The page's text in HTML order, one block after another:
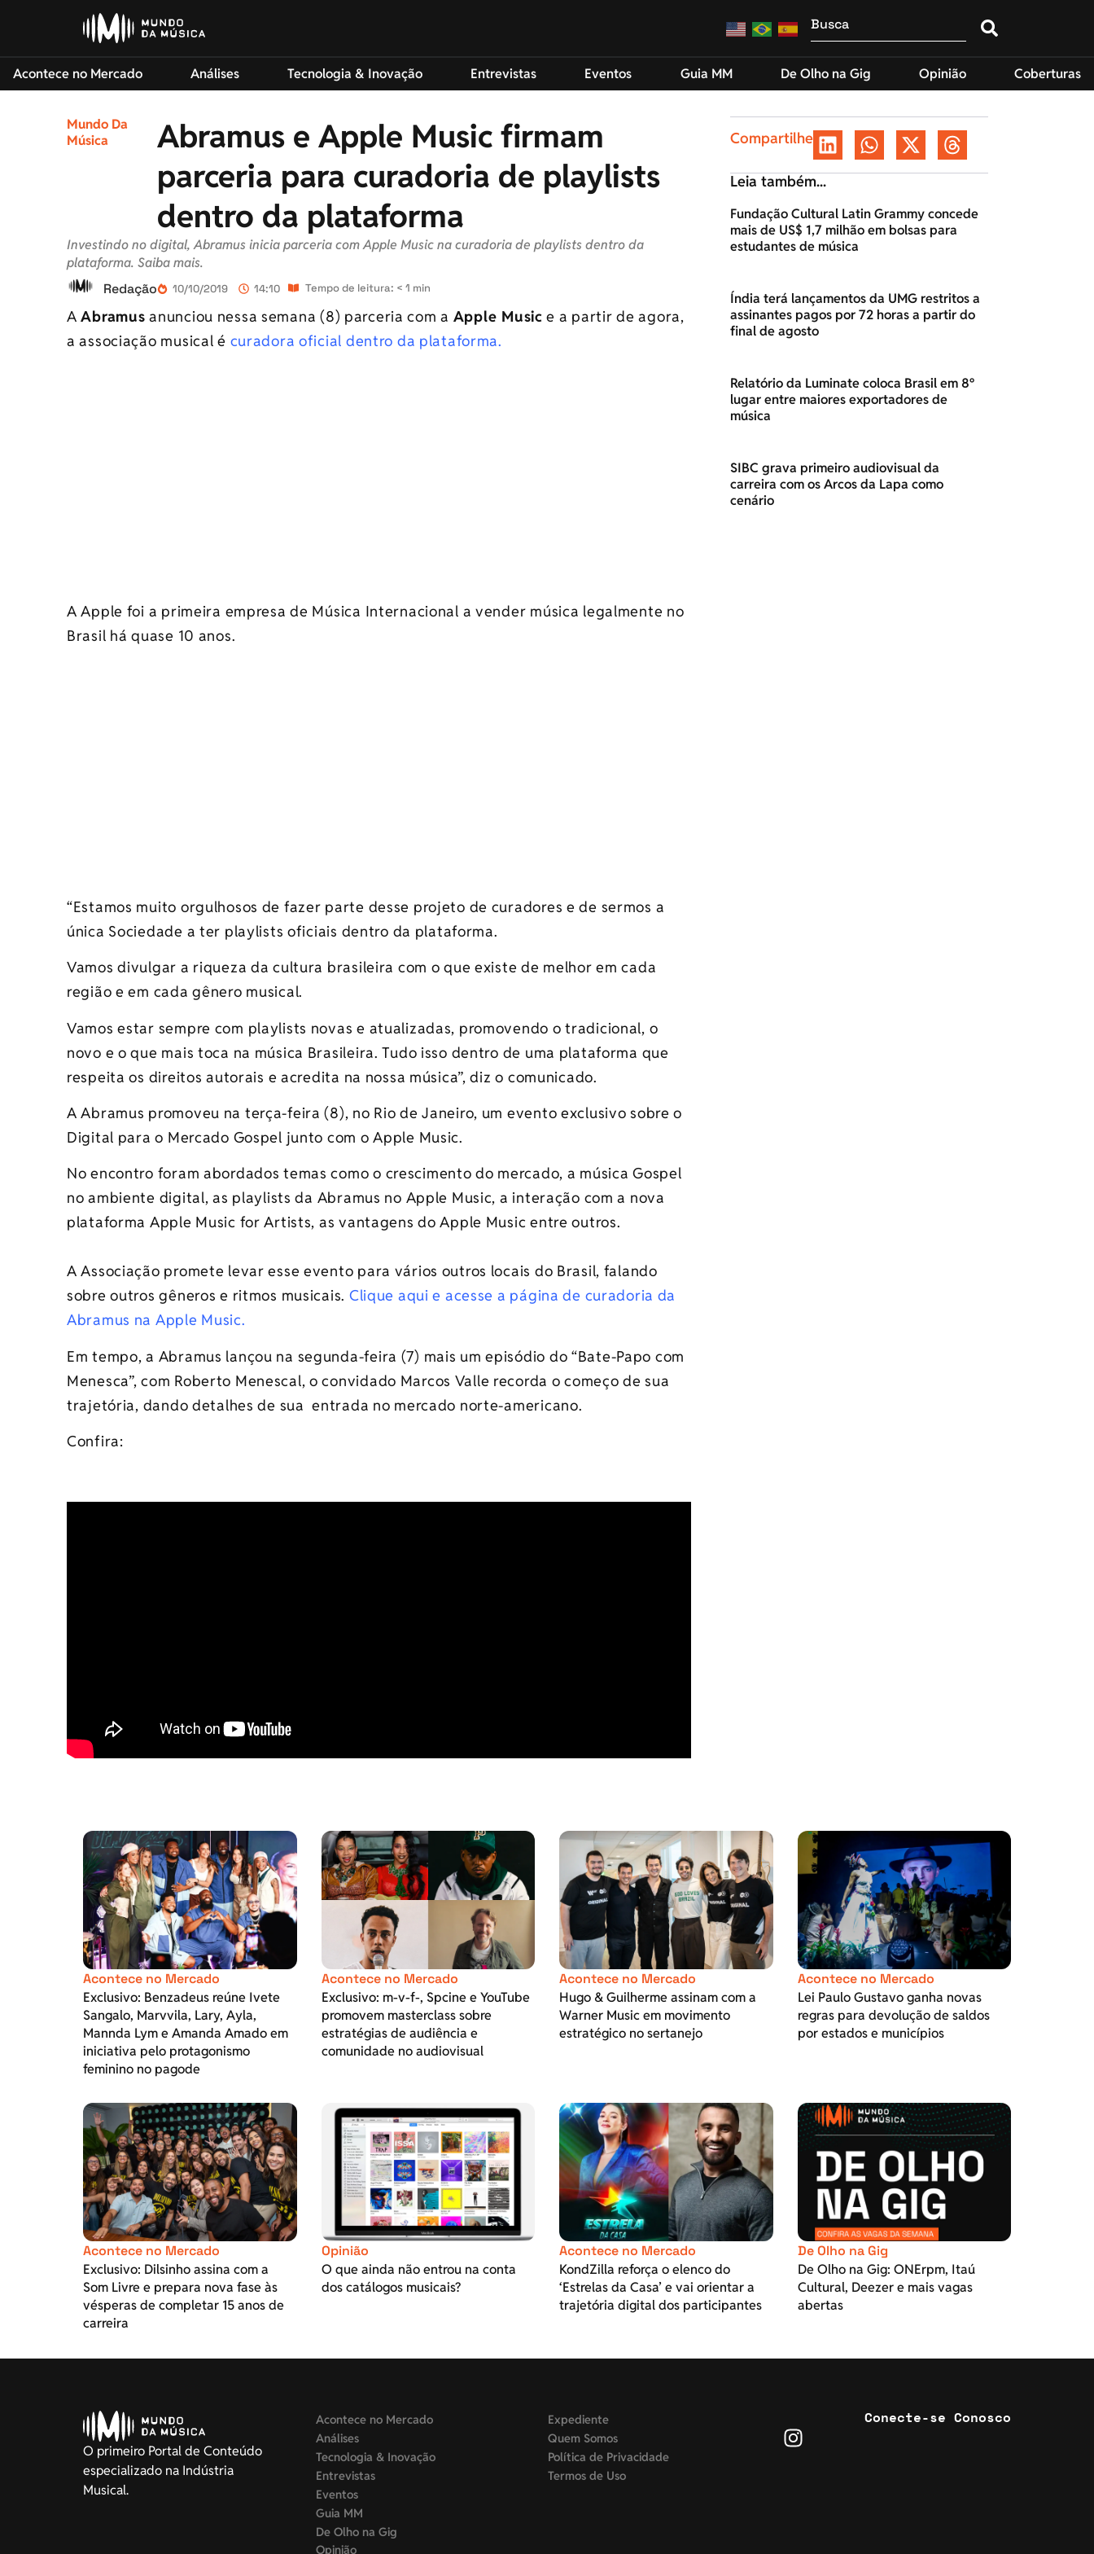
Acontece no Mercado Análises Tecnologia & Inovação Entrevistas Eventos Guia MM De Olho na Gig Opinião Coberturas
Mundo Da
Música
Abramus e Apple Music firmam
parceria para curadoria de playlists
dentro da plataforma
Investindo no digital, Abramus inicia parceria com Apple Music na curadoria de playlists dentro da
plataforma. Saiba mais.
Redação
10/10/2019 14:10 Tempo de leitura: < 1 min
AAbramus anunciou nessa semana (8) parceria com a Apple Music e a partir de agora,
a associação musical é curadora oficial dentro da plataforma.
A Apple foi a primeira empresa de Música Internacional a vender música legalmente no
Brasil há quase 10 anos.
“Estamos muito orgulhosos de fazer parte desse projeto de curadores e de sermos a
única Sociedade a ter playlists oficiais dentro da plataforma.
Vamos divulgar a riqueza da cultura brasileira com o que existe de melhor em cada
região e em cada gênero musical.
Vamos estar sempre com playlists novas e atualizadas, promovendo o tradicional, o
novo e o que mais toca na música Brasileira. Tudo isso dentro de uma plataforma que
respeita os direitos autorais e acredita na nossa música”, diz o comunicado.
A Abramus promoveu na terça-feira (8), no Rio de Janeiro, um evento exclusivo sobre o
Digital para o Mercado Gospel junto com o Apple Music.
No encontro foram abordados temas como o crescimento do mercado, a música Gospel
no ambiente digital, as playlists da Abramus no Apple Music, a interação com a nova
plataforma Apple Music for Artists, as vantagens do Apple Music entre outros.
A Associação promete levar esse evento para vários outros locais do Brasil, falando
sobre outros gêneros e ritmos musicais. Clique aqui e acesse a página de curadoria da
Abramus na Apple Music.
Em tempo, a Abramus lançou na segunda-feira (7) mais um episódio do “Bate-Papo com
Menesca”, com Roberto Menescal, o convidado Marcos Valle recorda o começo de sua
trajetória, dando detalhes de sua entrada no mercado norte-americano.
Confira:
Compartilhe
Leia também...
Fundação Cultural Latin Grammy concede
mais de US$ 1,7 milhão em bolsas para
estudantes de música
Índia terá lançamentos da UMG restritos a
assinantes pagos por 72 horas a partir do
final de agosto
Relatório da Luminate coloca Brasil em 8º
lugar entre maiores exportadores de
música
SIBC grava primeiro audiovisual da
carreira com os Arcos da Lapa como
cenário
Acontece no Mercado
Exclusivo: Benzadeus reúne Ivete
Sangalo, Marvvila, Lary, Ayla,
Mannda Lym e Amanda Amado em
iniciativa pelo protagonismo
feminino no pagode
Acontece no Mercado
Exclusivo: m-v-f-, Spcine e YouTube
promovem masterclass sobre
estratégias de audiência e
comunidade no audiovisual
Acontece no Mercado
Hugo & Guilherme assinam com a
Warner Music em movimento
estratégico no sertanejo
Acontece no Mercado
Lei Paulo Gustavo ganha novas
regras para devolução de saldos
por estados e municípios
Acontece no Mercado
Exclusivo: Dilsinho assina com a
Som Livre e prepara nova fase às
vésperas de completar 15 anos de
carreira
Opinião
O que ainda não entrou na conta
dos catálogos musicais?
Acontece no Mercado
KondZilla reforça o elenco do
‘Estrelas da Casa’ e vai orientar a
trajetória digital dos participantes
De Olho na Gig
De Olho na Gig: ONErpm, Itaú
Cultural, Deezer e mais vagas
abertas
O primeiro Portal de Conteúdo
especializado na Indústria
Musical.
Acontece no Mercado
Análises
Tecnologia & Inovação
Entrevistas
Eventos
Guia MM
De Olho na Gig
Opinião
Expediente
Quem Somos
Política de Privacidade
Termos de Uso
Conecte-se Conosco